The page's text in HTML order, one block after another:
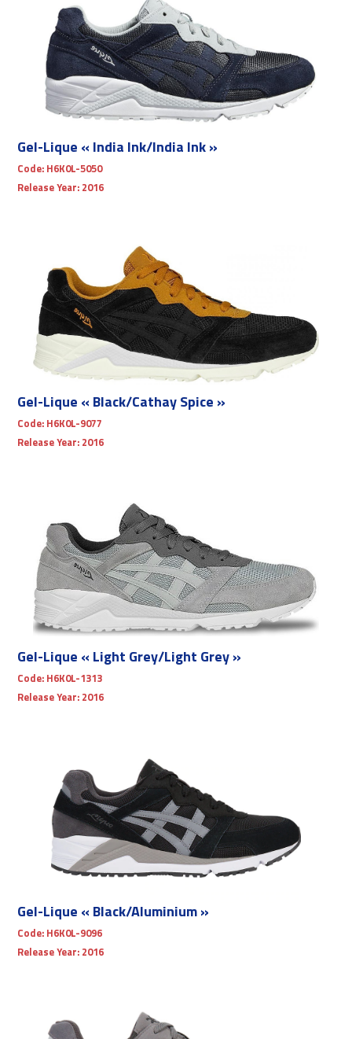
Gel-Lique « India Ink/India Ink »
Code: H6K0L-5050
Release Year: 2016
Gel-Lique « Black/Cathay Spice »
Code: H6K0L-9077
Release Year: 2016
Gel-Lique « Light Grey/Light Grey »
Code: H6K0L-1313
Release Year: 2016
Gel-Lique « Black/Aluminium »
Code: H6K0L-9096
Release Year: 2016